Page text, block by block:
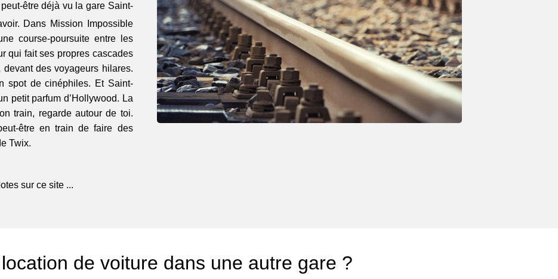
être déjà vu la gare Saint-
Dans Mission Impossible
course-poursuite entre les
qui fait ses propres cascades
des voyageurs hilares.
spot de cinéphiles. Et Saint-
petit parfum d’Hollywood. La
train, regarde autour de toi.
être en train de faire des
Twix.
sur ce site ...
de voiture dans une autre gare ?